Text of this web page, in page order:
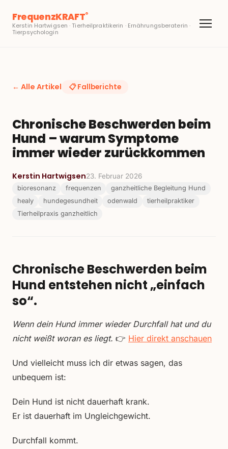
FrequenzKRAFT®
Kerstin Hartwigsen · Tierheilpraktikerin · Ernährungsberaterin ·
Tierpsychologin
← Alle Artikel 📋 Fallberichte
Chronische Beschwerden beim
Hund – warum Symptome
immer wieder zurückkommen
Kerstin Hartwigsen23. Februar 2026
bioresonanz frequenzen
ganzheitliche Begleitung Hund
healy
hundegesundheit odenwald
tierheilpraktiker
Tierheilpraxis ganzheitlich
Chronische Beschwerden beim
Hund entstehen nicht „einfach
so“.
Wenn dein Hund immer wieder Durchfall hat und du
nicht weißt woran es liegt. 👉 Hier direkt anschauen
Und vielleicht muss ich dir etwas sagen, das
unbequem ist:
Dein Hund ist nicht dauerhaft krank.
Er ist dauerhaft im Ungleichgewicht.
Durchfall kommt.